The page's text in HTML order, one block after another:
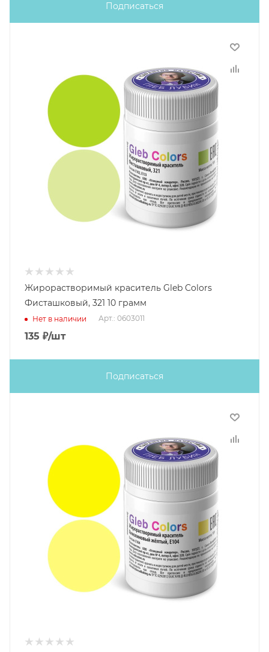
Подписаться
Жирорастворимый краситель Gleb Colors
Фисташковый, 321 10 грамм
Нет в наличии Арт.: 0603011
135 ₽/шт
Подписаться